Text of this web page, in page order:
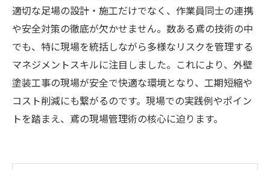
適切な足場の設計・施工だけでなく、作業員同士の連携
や安全対策の徹底が欠かせません。数ある鳶の技術の中
でも、特に現場を統括しながら多様なリスクを管理する
マネジメントスキルに注目しました。これにより、外壁
塗装工事の現場が安全で快適な環境となり、工期短縮や
コスト削減にも繋がるのです。現場での実践例やポイン
トを踏まえ、鳶の現場管理術の核心に迫ります。